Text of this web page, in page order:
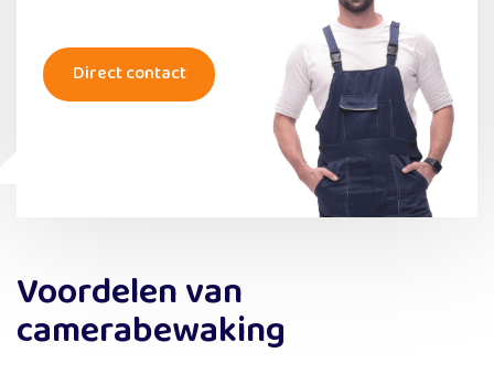
Direct contact
Voordelen van
camerabewaking